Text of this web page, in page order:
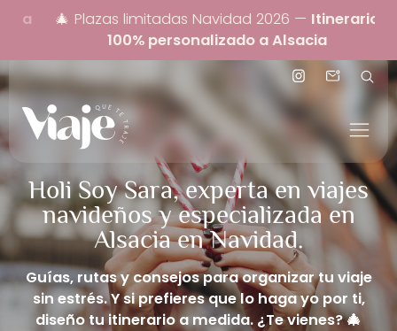
🎄 Plazas limitadas Navidad 2026 — Itinerario
100% personalizado a Alsacia
Holi Soy Sara, experta en viajes
navideños y especializada en
Alsacia en Navidad.
Guías, rutas y consejos para organizar tu viaje
sin estrés. Y si prefieres que lo haga yo por ti,
diseño tu itinerario a medida. ¿Te vienes? 🎄